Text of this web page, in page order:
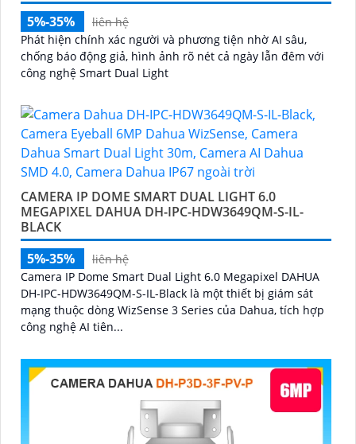
5%-35%
liên hệ
Phát hiện chính xác người và phương tiện nhờ AI sâu,
chống báo động giả, hình ảnh rõ nét cả ngày lẫn đêm với
công nghệ Smart Dual Light
CAMERA IP DOME SMART DUAL LIGHT 6.0
MEGAPIXEL DAHUA DH-IPC-HDW3649QM-S-IL-
BLACK
5%-35%
liên hệ
Camera IP Dome Smart Dual Light 6.0 Megapixel DAHUA
DH-IPC-HDW3649QM-S-IL-Black là một thiết bị giám sát
mạng thuộc dòng WizSense 3 Series của Dahua, tích hợp
công nghệ AI tiên...